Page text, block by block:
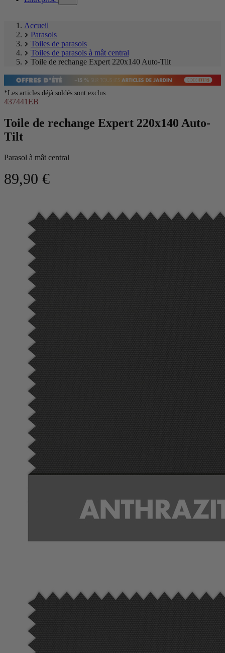
submenu)
Accueil
Parasols
Toiles de parasols
Toiles de parasols à mât central
Toile de rechange Expert 220x140 Auto-Tilt
*Les articles déjà soldés sont exclus.
437441EB
Toile de rechange Expert 220x140 Auto-
Tilt
Parasol à mât central
89,90 €